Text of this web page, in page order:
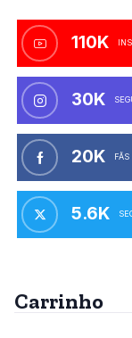
110K
30K
20K FÃS
5.6K
Carrinho